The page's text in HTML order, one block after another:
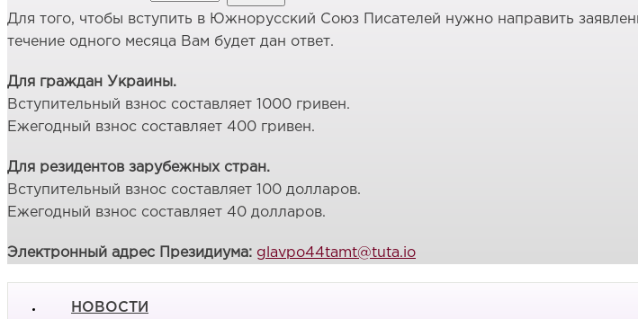
Для того, чтобы вступить в Южнорусский Союз Писателей нужно направить
течение одного месяца Вам будет дан ответ.
Для граждан Украины.
Вступительный взнос составляет 1000 гривен.
Ежегодный взнос составляет 400 гривен.
Для резидентов зарубежных стран.
Вступительный взнос составляет 100 долларов.
Ежегодный взнос составляет 40 долларов.
Электронный адрес Президиума: glavpo44tamt@tuta.io
НОВОСТИ